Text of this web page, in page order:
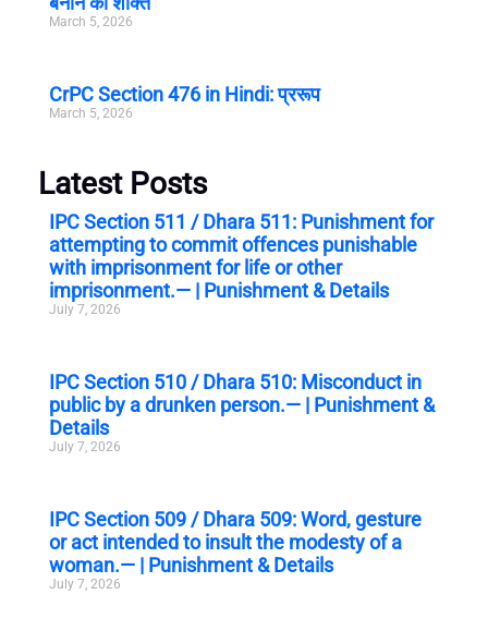
March 5, 2026
CrPC Section 476 in Hindi: प्ररूप
March 5, 2026
Latest Posts
IPC Section 511 / Dhara 511: Punishment for
attempting to commit offences punishable
with imprisonment for life or other
imprisonment.— | Punishment & Details
July 7, 2026
IPC Section 510 / Dhara 510: Misconduct in
public by a drunken person.— | Punishment &
Details
July 7, 2026
IPC Section 509 / Dhara 509: Word, gesture
or act intended to insult the modesty of a
woman.— | Punishment & Details
July 7, 2026